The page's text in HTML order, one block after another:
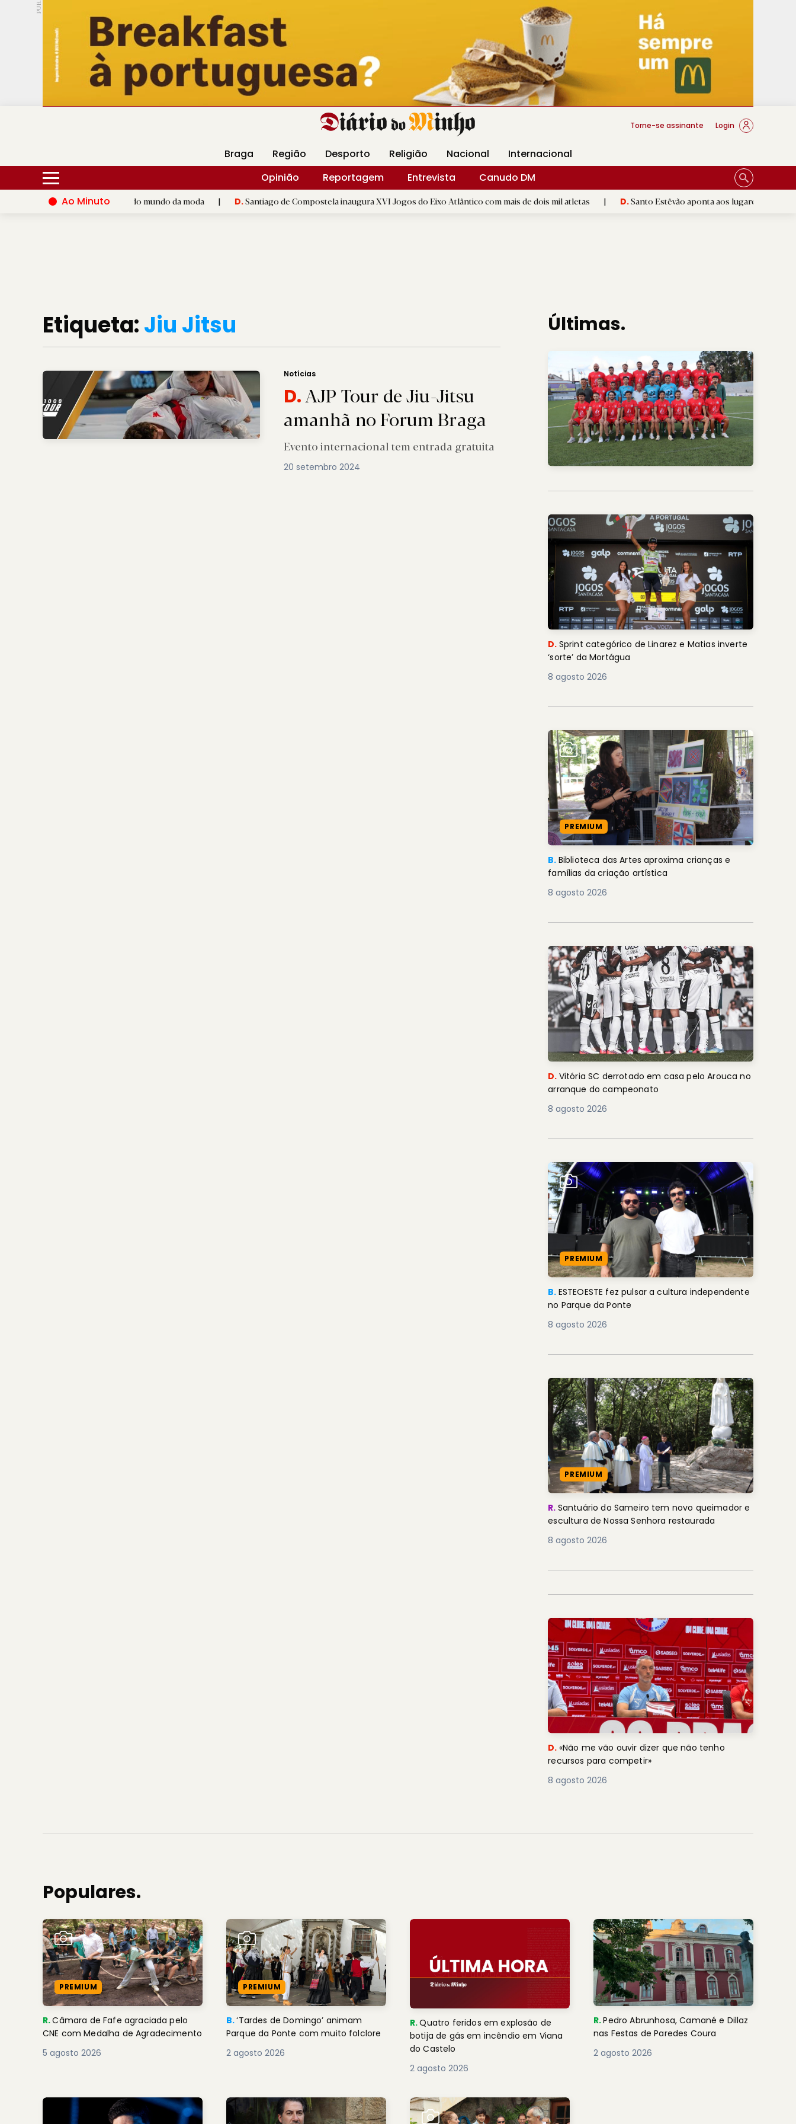
PUB.
Hoje 16ºC 28ºC DMtv Revista Minha Gráfica DM Livraria DM Arquidiocese Braga
Torne-se assinante Login
Braga Região Desporto Religião Nacional
Internacional
Opinião
Reportagem Entrevista
Canudo DM
Ao Minuto
talento e à inovação do mundo da moda | D.Santiago de Compostela inaugura XVI Jogos do Eixo Atlântico com mais de dois mil atletas | D.Santo Estêvão aponta aos lugares cimeiros da Honra
Etiqueta:Jiu Jitsu
Notícias
D.AJP Tour de Jiu-Jitsu
amanhã no Forum Braga
Evento internacional tem entrada gratuita
20 setembro 2024
Últimas.
D. Sprint categórico de Linarez e Matias inverte
‘sorte’ da Mortágua
8 agosto 2026
PREMIUM
B. Biblioteca das Artes aproxima crianças e
famílias da criação artística
8 agosto 2026
D. Vitória SC derrotado em casa pelo Arouca no
arranque do campeonato
8 agosto 2026
PREMIUM
B. ESTEOESTE fez pulsar a cultura independente
no Parque da Ponte
8 agosto 2026
PREMIUM
R. Santuário do Sameiro tem novo queimador e
escultura de Nossa Senhora restaurada
8 agosto 2026
D. «Não me vão ouvir dizer que não tenho
recursos para competir»
8 agosto 2026
Populares.
PREMIUM
R.Câmara de Fafe agraciada pelo
CNE com Medalha de Agradecimento
5 agosto 2026
PREMIUM
B.‘Tardes de Domingo’ animam
Parque da Ponte com muito folclore
2 agosto 2026
R.Quatro feridos em explosão de
botija de gás em incêndio em Viana
do Castelo
2 agosto 2026
R.Pedro Abrunhosa, Camané e Dillaz
nas Festas de Paredes Coura
2 agosto 2026